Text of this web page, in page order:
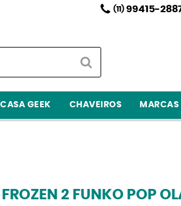
(11)99415-
CASA GEEK CHAVEIROS MARCAS
2 FUNKO POP